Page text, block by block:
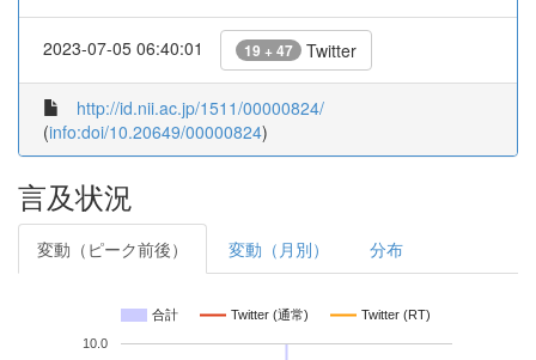
2023-07-05 06:40:01 19 + 47 Twitter
http://id.nii.ac.jp/1511/00000824/
(info:doi/10.20649/00000824)
言及状況
変動（ピーク前後） 変動（月別） 分布
合計 Twitter (通常) Twitter (RT)
10.0